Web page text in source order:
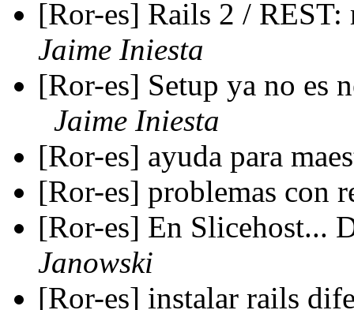
[Ror-es] Rails 2 / REST:
Jaime Iniesta
[Ror-es] Setup ya no es
Jaime Iniesta
[Ror-es] ayuda para
[Ror-es] problemas con
[Ror-es] En Slicehost...
Janowski
[Ror-es] instalar rails